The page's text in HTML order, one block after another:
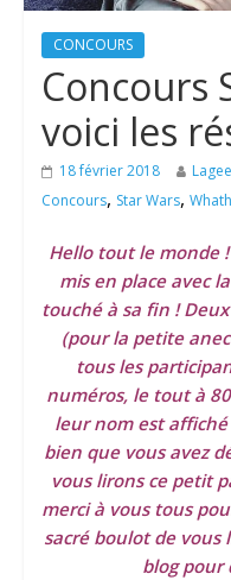
CONCOURS
Concours
voici les
18 février 2018
Concours, Star Wars,
Hello tout le monde
mis en place avec
touché à sa fin !
(pour la petite
tous les
numéros, le tout à
leur nom est affiché
bien que vous avez
vous lirons ce petit
merci à vous tous
sacré boulot de
blog pour